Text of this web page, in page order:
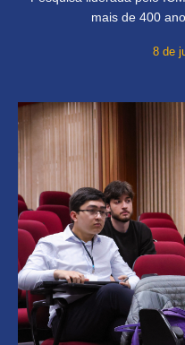
mais de 400
8 de